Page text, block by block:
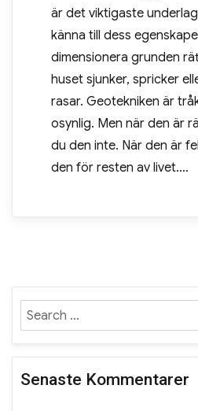
är det viktigaste
känna till dess
dimensionera grunden
huset sjunker, spricker
rasar. Geotekniken är
osynlig. Men när den är
du den inte. När den är
den för resten av livet.…
Search
for:
Senaste Kommentarer